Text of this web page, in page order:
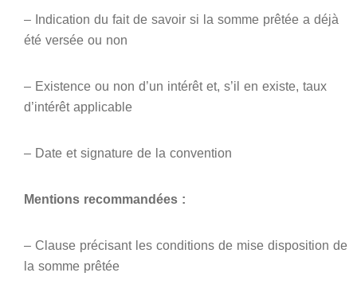
– Indication du fait de savoir si la somme prêtée a déjà
été versée ou non
– Existence ou non d’un intérêt et, s’il en existe, taux
d’intérêt applicable
– Date et signature de la convention
Mentions recommandées :
– Clause précisant les conditions de mise disposition de
la somme prêtée